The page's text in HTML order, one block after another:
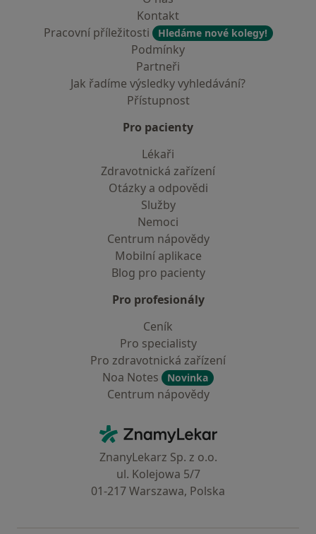
Kontakt
Pracovní příležitosti
Hledáme nové kolegy!
Podmínky
Partneři
Jak řadíme výsledky vyhledávání?
Přístupnost
Pro pacienty
Lékaři
Zdravotnická zařízení
Otázky a odpovědi
Služby
Nemoci
Centrum nápovědy
Mobilní aplikace
Blog pro pacienty
Pro profesionály
Ceník
Pro specialisty
Pro zdravotnická zařízení
Noa Notes
Novinka
Centrum nápovědy
ZnamyLekar - Hlavní stránka
ZnanyLekarz Sp. z o.o.
ul. Kolejowa 5/7
01-217 Warszawa, Polska